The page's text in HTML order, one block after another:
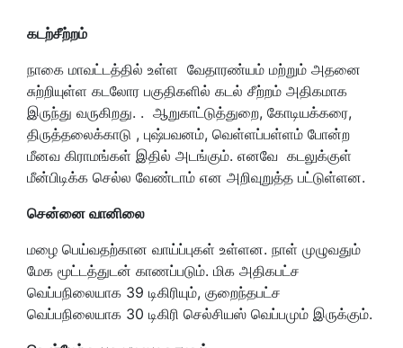
கடற்சீற்றம்
நாகை மாவட்டத்தில் உள்ள வேதாரண்யம் மற்றும் அதனை
சுற்றியுள்ள கடலோர பகுதிகளில் கடல் சீற்றம் அதிகமாக
இருந்து வருகிறது. . ஆறுகாட்டுத்துறை, கோடியக்கரை,
திருத்தலைக்காடு , புஷ்பவனம், வெள்ளப்பள்ளம் போன்ற
மீனவ கிராமங்கள் இதில் அடங்கும். எனவே கடலுக்குள்
மீன்பிடிக்க செல்ல வேண்டாம் என அறிவுறுத்த பட்டுள்ளன.
சென்னை வானிலை
மழை பெய்வதற்கான வாய்ப்புகள் உள்ளன. நாள் முழுவதும்
மேக மூட்டத்துடன் காணப்படும். மிக அதிகபட்ச
வெப்பநிலையாக 39 டிகிரியும், குறைந்தபட்ச
வெப்பநிலையாக 30 டிகிரி செல்சியஸ் வெப்பமும் இருக்கும்.